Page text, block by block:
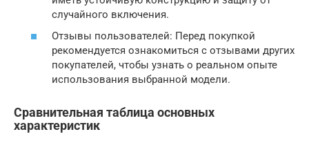
случайного включения.
Отзывы пользователей: Перед покупкой
рекомендуется ознакомиться с отзывами других
покупателей, чтобы узнать о реальном опыте
использования выбранной модели.
Сравнительная таблица основных
характеристик